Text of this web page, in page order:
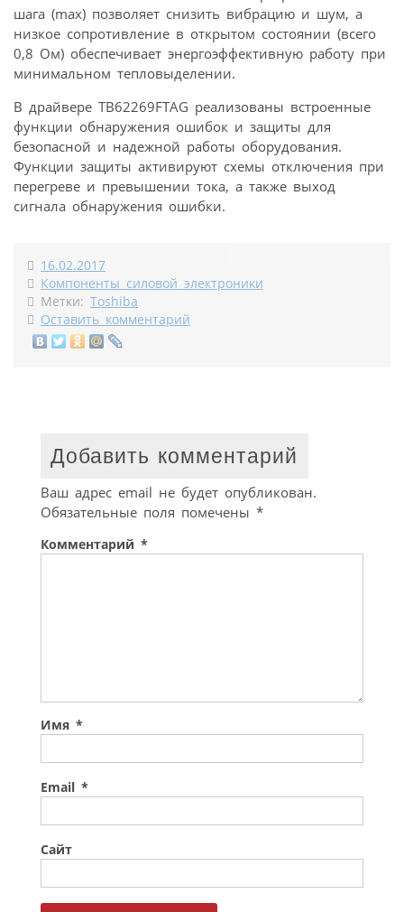
шага (max) позволяет снизить вибрацию и шум, а
низкое сопротивление в открытом состоянии (всего
0,8 Ом) обеспечивает энергоэффективную работу при
минимальном тепловыделении.
В драйвере TB62269FTAG реализованы встроенные
функции обнаружения ошибок и защиты для
безопасной и надежной работы оборудования.
Функции защиты активируют схемы отключения при
перегреве и превышении тока, а также выход
сигнала обнаружения ошибки.
16.02.2017
Компоненты силовой электроники
Метки: Toshiba
Оставить комментарий
Добавить комментарий
Ваш адрес email не будет опубликован.
Обязательные поля помечены *
Комментарий *
Имя *
Email *
Сайт